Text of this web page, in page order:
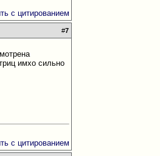
#7
имхо сильно